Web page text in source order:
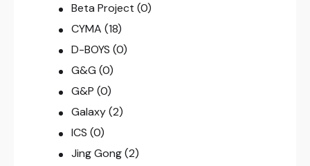
Beta Project (0)
CYMA (18)
D-BOYS (0)
G&G (0)
G&P (0)
Galaxy (2)
ICS (0)
Jing Gong (2)